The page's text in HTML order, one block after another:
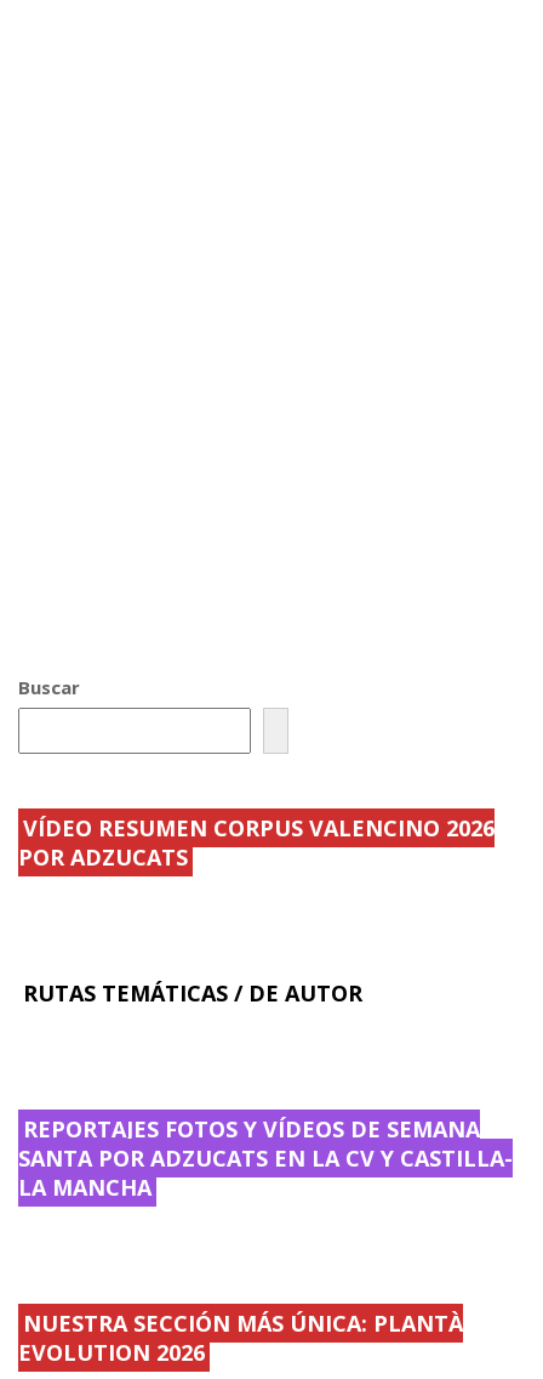
Buscar
VÍDEO RESUMEN CORPUS VALENCINO 2026
POR ADZUCATS
RUTAS TEMÁTICAS / DE AUTOR
REPORTAJES FOTOS Y VÍDEOS DE SEMANA
SANTA POR ADZUCATS EN LA CV Y CASTILLA-
LA MANCHA
NUESTRA SECCIÓN MÁS ÚNICA: PLANTÀ
EVOLUTION 2026